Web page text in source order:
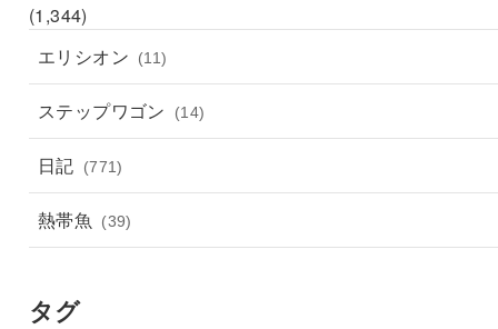
(1,344)
エリシオン
(11)
ステップワゴン (14)
日記 (771)
熱帯魚 (39)
タグ